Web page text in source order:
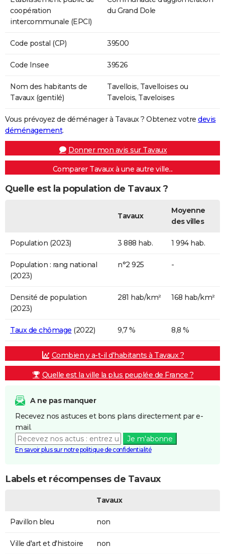
coopération
intercommunale (EPCI)
du Grand Dole
Code postal (CP) 39500
Code Insee 39526
Nom des habitants de
Tavaux (gentilé)
Tavellois, Tavelloises ou
Tavelois, Taveloises
Vous prévoyez de déménager à Tavaux ? Obtenez votre devis
déménagement.
Donner mon avis sur Tavaux
Comparer Tavaux à une autre ville...
Quelle est la population de Tavaux ?
Tavaux
Moyenne
des villes
Population (2023) 3 888 hab. 1 994 hab.
Population : rang national
(2023)
n°2 925 -
Densité de population
(2023)
281 hab/km² 168 hab/km²
Taux de chômage (2022) 9,7 % 8,8 %
Combien y a-t-il d'habitants à Tavaux ?
Quelle est la ville la plus peuplée de France ?
A ne pas manquer
Recevez nos astuces et bons plans directement par e-
mail.
Je m'abonne
En savoir plus sur notre politique de confidentialité
Labels et récompenses de Tavaux
Tavaux
Pavillon bleu non
Ville d'art et d'histoire non